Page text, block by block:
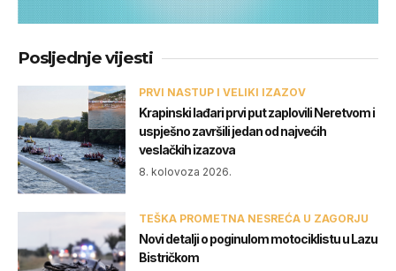
Posljednje vijesti
PRVI NASTUP I VELIKI IZAZOV
Krapinski lađari prvi put zaplovili Neretvom i
uspješno završili jedan od najvećih
veslačkih izazova
8. kolovoza 2026.
TEŠKA PROMETNA NESREĆA U ZAGORJU
Novi detalji o poginulom motociklistu u Lazu
Bistričkom